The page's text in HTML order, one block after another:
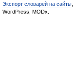
Экспорт словарей на сайты
WordPress, MODx.